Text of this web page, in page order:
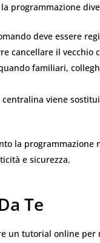
programmazione
deve essere
cancellare il vecchio
familiari,
centralina viene
la programmazione
e sicurezza.
Te
un tutorial online